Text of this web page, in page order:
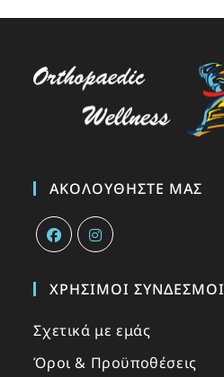
ΑΚΟΛΟΥΘΉΣΤΕ ΜΑΣ
ΧΡΉΣΙΜΟΙ ΣΎΝΔΕΣΜΟΙ
Σχετικά με εμάς
Όροι & Προϋποθέσεις